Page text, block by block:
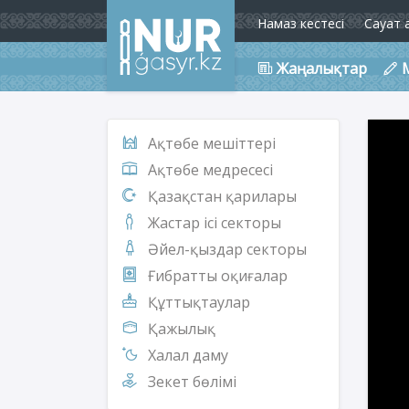
Намаз кестесі Сауат
Жаңалықтар
Ақтөбе мешіттері
Ақтөбе медресесі
Қазақстан қарилары
Жастар ісі секторы
Әйел-қыздар секторы
Ғибратты оқиғалар
Құттықтаулар
Қажылық
Халал даму
Зекет бөлімі